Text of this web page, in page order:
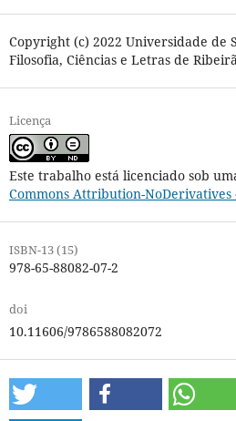
Copyright (c) 2022 Universidade de
Filosofia, Ciências e Letras de
Licença
Este trabalho está licenciado sob
Commons Attribution-
ISBN-13 (15)
978-65-88082-07-2
doi
10.11606/9786588082072